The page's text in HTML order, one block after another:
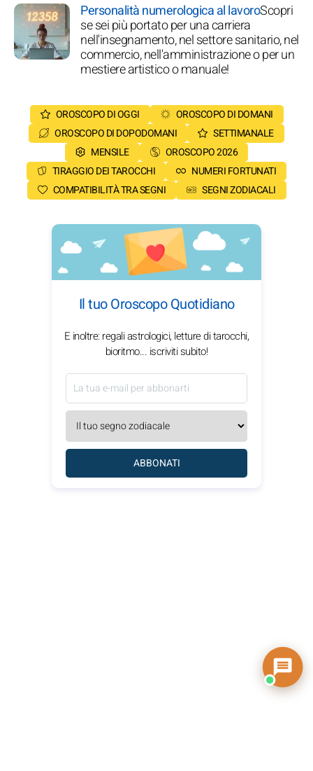
Personalità numerologica al lavoroScopri
se sei più portato per una carriera
nell'insegnamento, nel settore sanitario, nel
commercio, nell'amministrazione o per un
mestiere artistico o manuale!
OROSCOPO DI OGGI
OROSCOPO DI DOMANI
OROSCOPO DI DOPODOMANI
SETTIMANALE
MENSILE
OROSCOPO 2026
TIRAGGIO DEI TAROCCHI
NUMERI FORTUNATI
COMPATIBILITÀ TRA SEGNI
SEGNI ZODIACALI
Il tuo Oroscopo Quotidiano
E inoltre: regali astrologici, letture di tarocchi,
bioritmo... iscriviti subito!
ABBONATI